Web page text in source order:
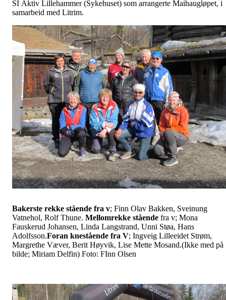
SI Aktiv Lillehammer (Sykehuset) som arrangerte Maihaugløpet, i
samarbeid med Litrim.
Bakerste rekke stående fra v; Finn Olav Bakken, Sveinung
Vatnehol, Rolf Thune. Mellomrekke stående fra v; Mona
Fauskerud Johansen, Linda Langstrand, Unni Støa, Hans
Adolfsson.Foran knestående fra V; Ingveig Lilleeidet Strøm,
Margrethe Væver, Berit Høyvik, Lise Mette Mosand.(Ikke med på
bilde; Miriam Delfin) Foto: FInn Olsen